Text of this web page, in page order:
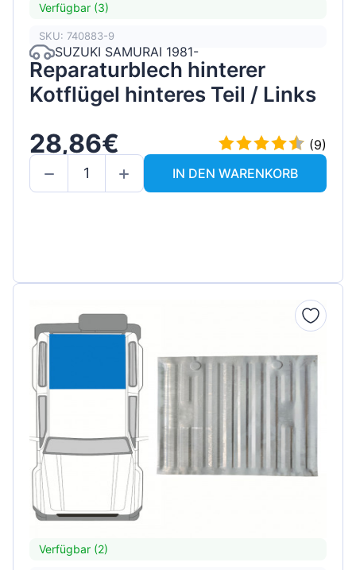
Verfügbar (3)
SKU: 740883-9
SUZUKI SAMURAI 1981-
Reparaturblech hinterer
Kotflügel hinteres Teil / Links
28,86€
(9)
IN DEN WARENKORB
Verfügbar (2)